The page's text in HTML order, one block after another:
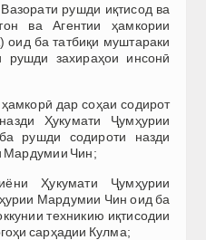
рушди иқтисод ва
ва Агентии ҳамкории
ба татбиқи муштараки
захираҳои инсонӣ
дар соҳаи содирот
Ҳукумати Ҷумҳурии
рушди содироти назди
Мардумии Чин;
Ҳукумати Ҷумҳурии
Мардумии Чин оид ба
техникию иқтисодии
сарҳадии Кулма;